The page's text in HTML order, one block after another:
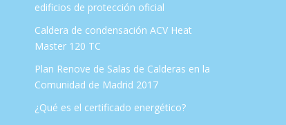
edificios de protección oficial
Caldera de condensación ACV Heat
Master 120 TC
Plan Renove de Salas de Calderas en la
Comunidad de Madrid 2017
¿Qué es el certificado energético?